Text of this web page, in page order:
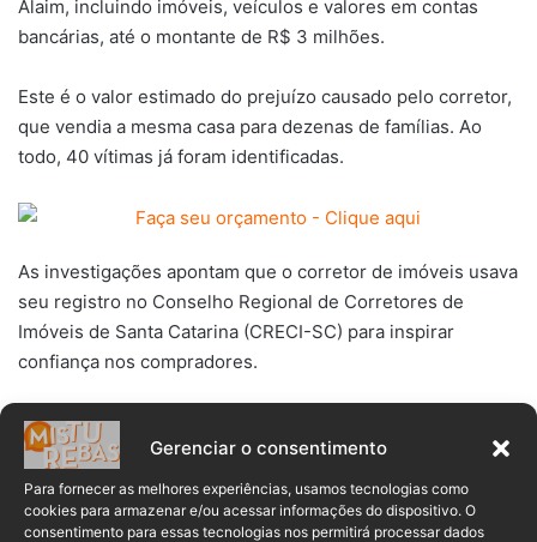
Gerenciar o consentimento
Para fornecer as melhores experiências, usamos tecnologias como
cookies para armazenar e/ou acessar informações do dispositivo. O
consentimento para essas tecnologias nos permitirá processar dados
Alaim, incluindo imóveis, veículos e valores em contas
bancárias, até o montante de R$ 3 milhões.
Este é o valor estimado do prejuízo causado pelo corretor,
que vendia a mesma casa para dezenas de famílias. Ao
todo, 40 vítimas já foram identificadas.
As investigações apontam que o corretor de imóveis usava
seu registro no Conselho Regional de Corretores de
Imóveis de Santa Catarina (CRECI-SC) para inspirar
confiança nos compradores.
A documentação das vendas era autenticada em cartório, o
que reforçava a sensação de segurança entre as vítimas. O
registro do corretor de imóveis foi suspenso peloCRECI-
SCno final de outubro.